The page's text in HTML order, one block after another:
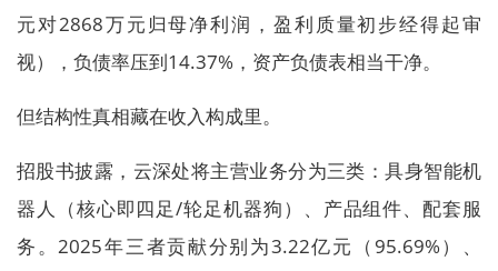
元对2868万元归母净利润，盈利质量初步经得起审
视），负债率压到14.37%，资产负债表相当干净。
但结构性真相藏在收入构成里。
招股书披露，云深处将主营业务分为三类：具身智能机
器人（核心即四足/轮足机器狗）、产品组件、配套服
务。2025年三者贡献分别为3.22亿元（95.69%）、